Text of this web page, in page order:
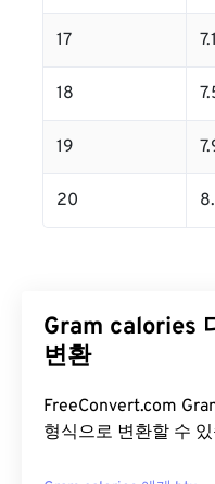
17
18
19
20
Gram calories
변환
FreeConvert.com
형식으로 변환할 수